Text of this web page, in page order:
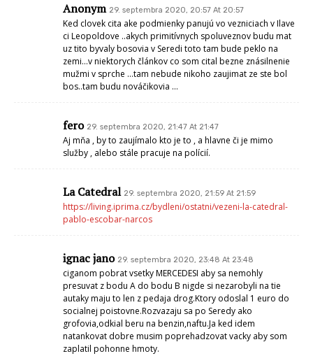
Anonym 29. septembra 2020, 20:57 At 20:57
Ked clovek cita ake podmienky panujú vo vezniciach v Ilave
ci Leopoldove ..akych primitívnych spoluveznov budu mat
uz tito byvaly bosovia v Seredi toto tam bude peklo na
zemi…v niektorych článkov co som cital bezne znásilnenie
mužmi v sprche …tam nebude nikoho zaujimat ze ste bol
bos..tam budu nováčikovia …
fero 29. septembra 2020, 21:47 At 21:47
Aj mňa , by to zaujímalo kto je to , a hlavne či je mimo
služby , alebo stále pracuje na polícií.
La Catedral 29. septembra 2020, 21:59 At 21:59
https://living.iprima.cz/bydleni/ostatni/vezeni-la-catedral-
pablo-escobar-narcos
ignac jano 29. septembra 2020, 23:48 At 23:48
ciganom pobrat vsetky MERCEDESI aby sa nemohly
presuvat z bodu A do bodu B nigde si nezarobyli na tie
autaky maju to len z pedaja drog.Ktory odoslal 1 euro do
socialnej poistovne.Rozvazaju sa po Seredy ako
grofovia,odkial beru na benzin,naftu.Ja ked idem
natankovat dobre musim poprehadzovat vacky aby som
zaplatil pohonne hmoty.